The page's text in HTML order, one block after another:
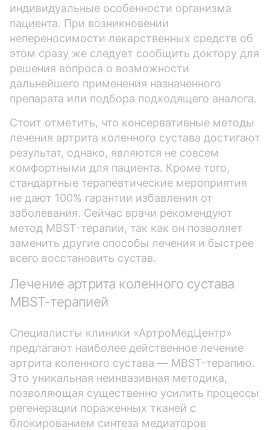
индивидуальные особенности организма
пациента. При возникновении
непереносимости лекарственных средств об
этом сразу же следует сообщить доктору для
решения вопроса о возможности
дальнейшего применения назначенного
препарата или подбора подходящего аналога.
Стоит отметить, что консервативные методы
лечения артрита коленного сустава достигают
результат, однако, являются не совсем
комфортными для пациента. Кроме того,
стандартные терапевтические мероприятия
не дают 100% гарантии избавления от
заболевания. Сейчас врачи рекомендуют
метод MBST-терапии, так как он позволяет
заменить другие способы лечения и быстрее
всего восстановить сустав.
Лечение артрита коленного сустава
MBST-терапией
Специалисты клиники «АртроМедЦентр»
предлагают наиболее действенное лечение
артрита коленного сустава — MBST-терапию.
Это уникальная неинвазивная методика,
позволяющая существенно усилить процессы
регенерации пораженных тканей с
блокированием синтеза медиаторов